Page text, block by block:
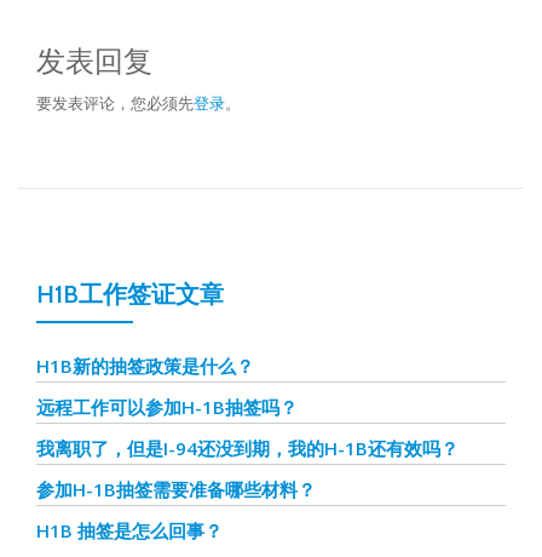
发表回复
要发表评论，您必须先登录。
H1B工作签证文章
H1B新的抽签政策是什么？
远程工作可以参加H-1B抽签吗？
我离职了，但是I-94还没到期，我的H-1B还有效吗？
参加H-1B抽签需要准备哪些材料？
H1B 抽签是怎么回事？